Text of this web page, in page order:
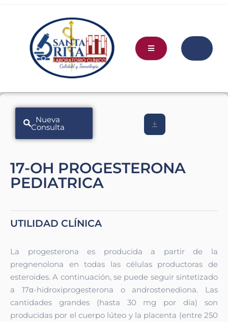
Nueva
Consulta
17-OH PROGESTERONA
PEDIATRICA
UTILIDAD CLÍNICA
La progesterona es producida a partir de la
pregnenolona en todas las células productoras de
esteroides. A continuación, se puede seguir sintetizado
a 17α-hidroxiprogesterona o androstenediona. Las
cantidades grandes (hasta 30 mg por día) son
producidas por el cuerpo lúteo y la placenta (entre 250